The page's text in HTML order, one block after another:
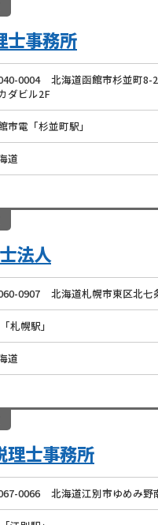
士事務所
-0004
北海道函館市杉並町8-
ダビル2F
市電「杉並町駅」
道
法人
-0907 北海道札幌市東区北七
札幌駅」
道
理士事務所
-0066 北海道江別市ゆめみ野